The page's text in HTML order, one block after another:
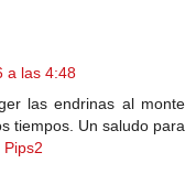
a las 4:48
las endrinas al monte
tiempos. Un saludo para
Pips2